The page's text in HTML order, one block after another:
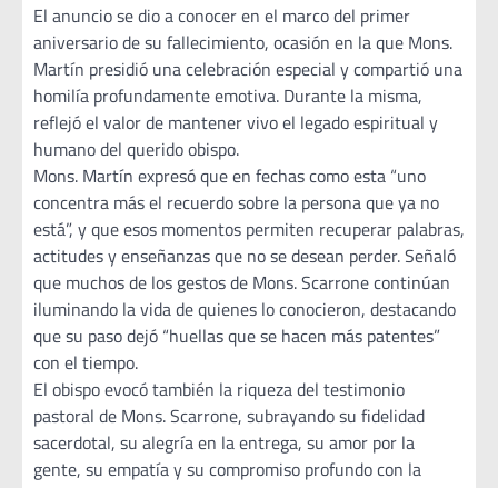
El anuncio se dio a conocer en el marco del primer
aniversario de su fallecimiento, ocasión en la que Mons.
Martín presidió una celebración especial y compartió una
homilía profundamente emotiva. Durante la misma,
reflejó el valor de mantener vivo el legado espiritual y
humano del querido obispo.
Mons. Martín expresó que en fechas como esta “uno
concentra más el recuerdo sobre la persona que ya no
está”, y que esos momentos permiten recuperar palabras,
actitudes y enseñanzas que no se desean perder. Señaló
que muchos de los gestos de Mons. Scarrone continúan
iluminando la vida de quienes lo conocieron, destacando
que su paso dejó “huellas que se hacen más patentes”
con el tiempo.
El obispo evocó también la riqueza del testimonio
pastoral de Mons. Scarrone, subrayando su fidelidad
sacerdotal, su alegría en la entrega, su amor por la
gente, su empatía y su compromiso profundo con la